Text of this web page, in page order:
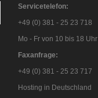
Servicetelefon:
+49 (0) 381 - 25 23 718
Mo - Fr von 10 bis 18 Uhr
Faxanfrage:
+49 (0) 381 - 25 23 717
Hosting in Deutschland